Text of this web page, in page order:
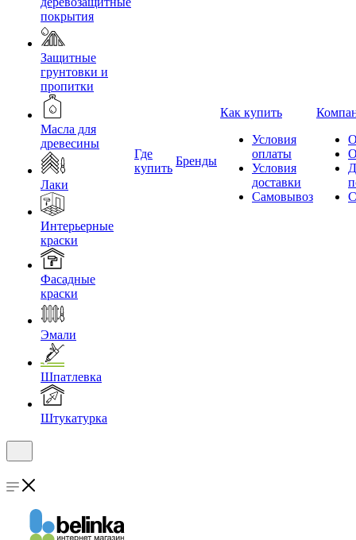
покрытия
Защитные
грунтовки и
пропитки
Масла для
древесины
Лаки
Интерьерные
краски
Фасадные
краски
Эмали
Шпатлевка
Штукатурка
Где
купить
Бренды
Как купить
Условия
оплаты
Условия
доставки
Самовывоз